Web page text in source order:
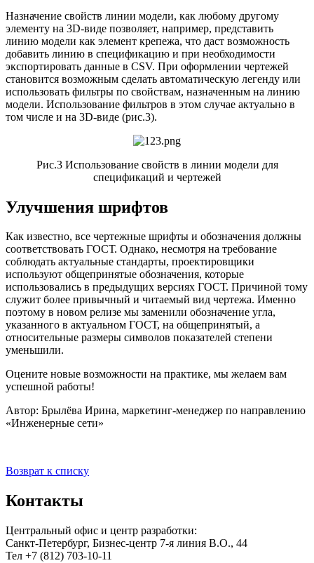
Назначение свойств линии модели, как любому другому
элементу на 3D-виде позволяет, например, представить
линию модели как элемент крепежа, что даст возможность
добавить линию в спецификацию и при необходимости
экспортировать данные в CSV. При оформлении чертежей
становится возможным сделать автоматическую легенду или
использовать фильтры по свойствам, назначенным на линию
модели. Использование фильтров в этом случае актуально в
том числе и на 3D-виде (рис.3).
Рис.3 Использование свойств в линии модели для
спецификаций и чертежей
Улучшения шрифтов
Как известно, все чертежные шрифты и обозначения должны
соответствовать ГОСТ. Однако, несмотря на требование
соблюдать актуальные стандарты, проектировщики
используют общепринятые обозначения, которые
использовались в предыдущих версиях ГОСТ. Причиной тому
служит более привычный и читаемый вид чертежа. Именно
поэтому в новом релизе мы заменили обозначение угла,
указанного в актуальном ГОСТ, на общепринятый, а
относительные размеры символов показателей степени
уменьшили.
Оцените новые возможности на практике, мы желаем вам
успешной работы!
Автор: Брылёва Ирина, маркетинг-менеджер по направлению
«Инженерные сети»
Возврат к списку
Контакты
Центральный офис и центр разработки:
Санкт-Петербург, Бизнес-центр 7-я линия В.О., 44
Тел +7 (812) 703-10-11